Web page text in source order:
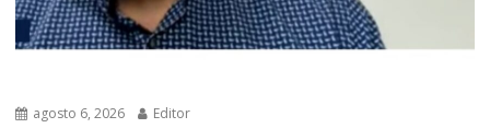
agosto 6, 2026 Editor